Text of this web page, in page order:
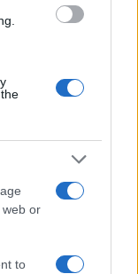
web or
to
di Conte sulle